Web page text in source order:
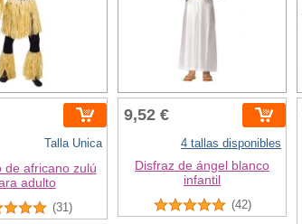
Talla Unica
de africano zulú
adulto
(31)
9,52 €
4 tallas disponibles
Disfraz de ángel blanco
infantil
(42)